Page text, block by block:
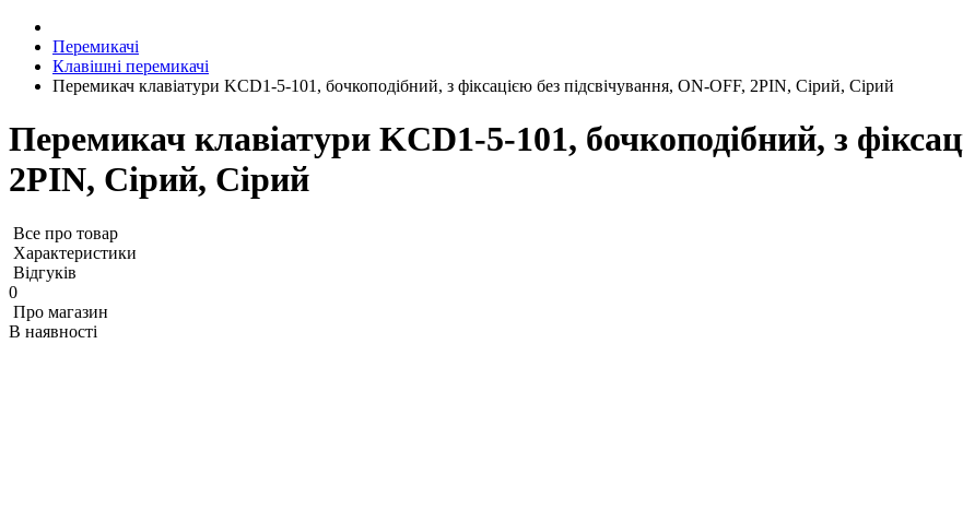
Перемикачі
Клавішні перемикачі
Перемикач клавіатури KCD1-5-101, бочкоподібний, з фіксацією без підсвічування, ON-OFF, 2PIN, Сірий, Сірий
Перемикач клавіатури KCD1-5-101, бочкоподібний, з
2PIN, Сірий, Сірий
Все про товар
Характеристики
Відгуків
0
Про магазин
В наявності